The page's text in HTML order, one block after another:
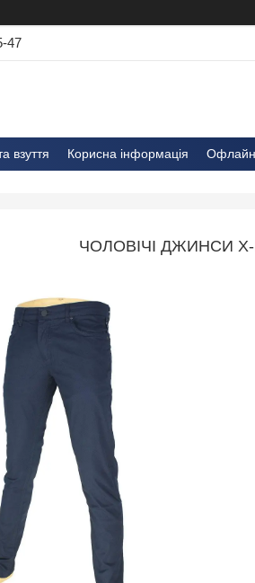
47
взуття Корисна інформація
ЧОЛОВІЧІ ДЖИНСИ